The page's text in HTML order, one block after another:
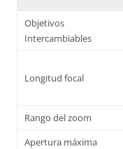
Objetivos
Intercambiables
Longitud focal
Rango del zoom
Apertura máxima